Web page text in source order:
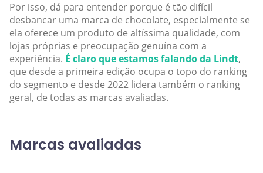
Por isso, dá para entender porque é tão difícil
desbancar uma marca de chocolate, especialmente se
ela oferece um produto de altíssima qualidade, com
lojas próprias e preocupação genuína com a
experiência. É claro que estamos falando da Lindt,
que desde a primeira edição ocupa o topo do ranking
do segmento e desde 2022 lidera também o ranking
geral, de todas as marcas avaliadas.
Marcas avaliadas